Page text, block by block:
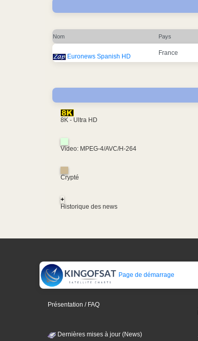
Nom Pays
Euronews Spanish HD France
8K - Ultra HD
Video: MPEG-4/AVC/H-264
Crypté
+
Historique des news
Page de démarrage
Présentation / FAQ
Dernières mises à jour (News)